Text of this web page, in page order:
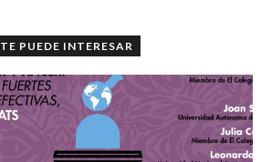
TE PUEDE INTERESAR